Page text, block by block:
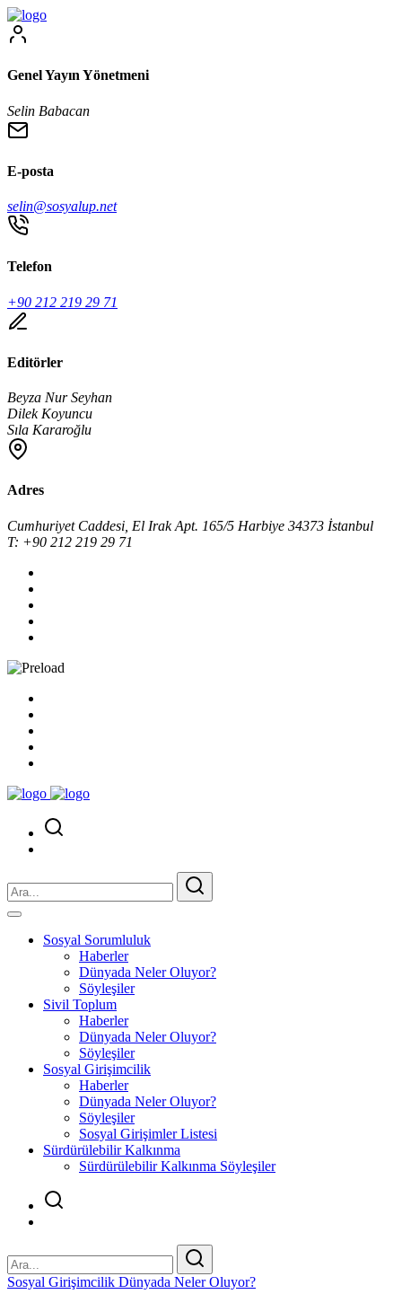
Genel Yayın Yönetmeni
Selin Babacan
E-posta
selin@sosyalup.net
Telefon
+90 212 219 29 71
Editörler
Beyza Nur Seyhan
Dilek Koyuncu
Sıla Kararoğlu
Adres
Cumhuriyet Caddesi, El Irak Apt. 165/5 Harbiye 34373 İstanbul
T: +90 212 219 29 71
Sosyal Sorumluluk
Haberler
Dünyada Neler Oluyor?
Söyleşiler
Sivil Toplum
Haberler
Dünyada Neler Oluyor?
Söyleşiler
Sosyal Girişimcilik
Haberler
Dünyada Neler Oluyor?
Söyleşiler
Sosyal Girişimler Listesi
Sürdürülebilir Kalkınma
Sürdürülebilir Kalkınma Söyleşiler
Sosyal Girişimcilik Dünyada Neler Oluyor?